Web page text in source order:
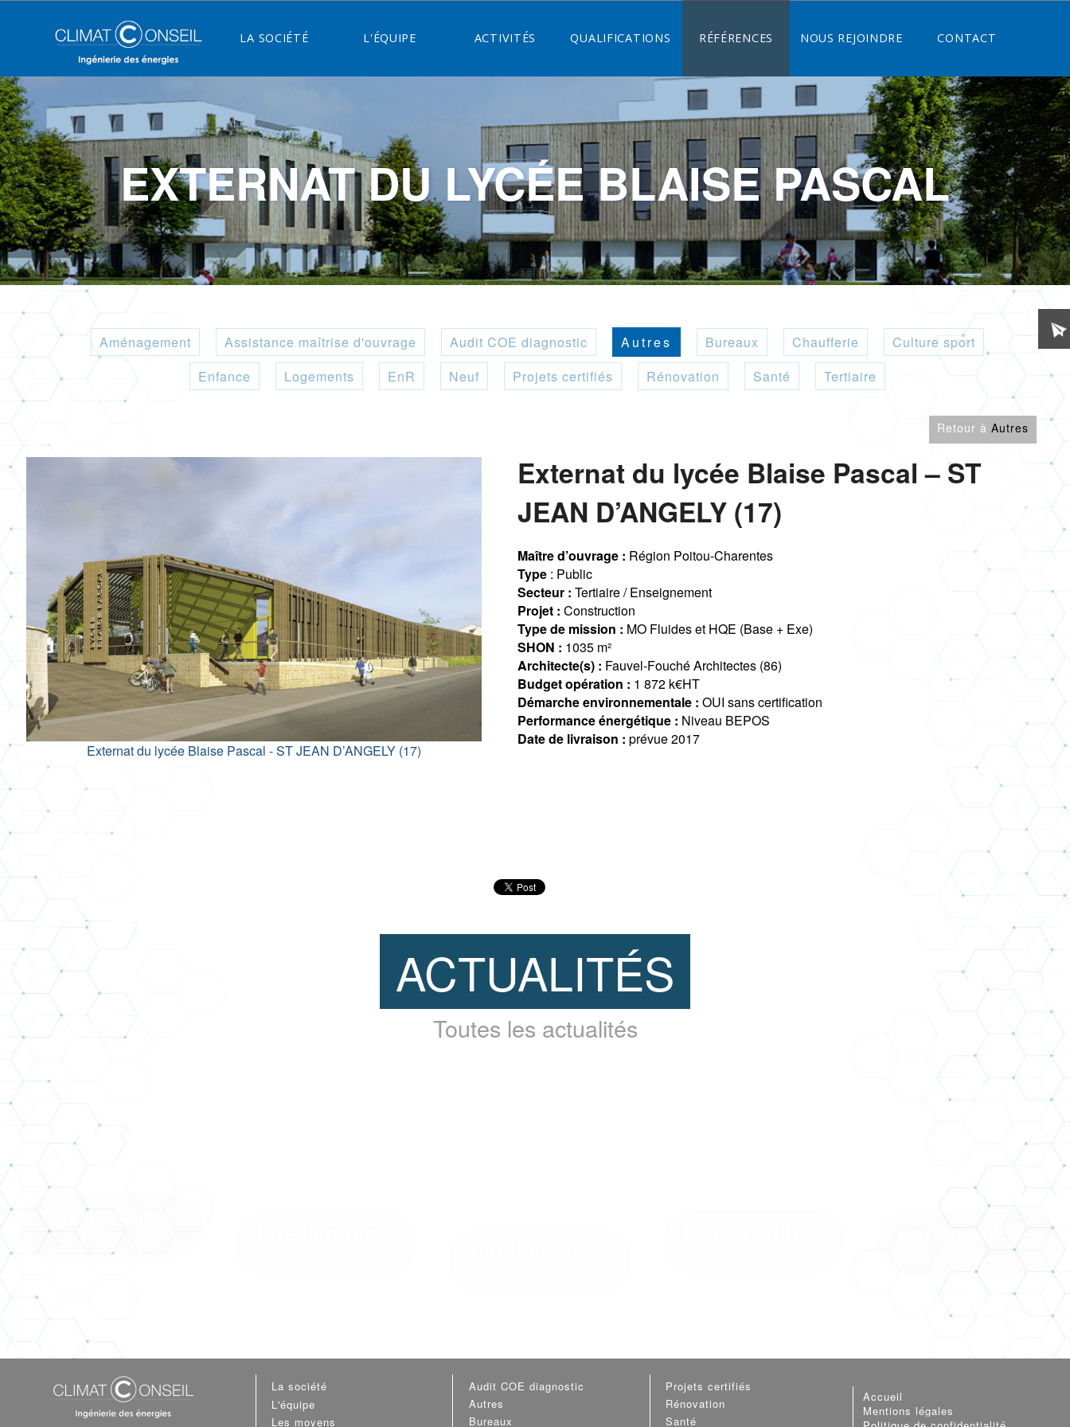
LA SOCIÉTÉ L'ÉQUIPE ACTIVITÉS QUALIFICATIONS RÉFÉRENCES NOUS REJOINDRE CONTACT
Les cookies assurent le bon fonctionnement de nos services.
EXTERNAT DU LYCÉE BLAISE PASCAL
Aménagement Assistance maîtrise d'ouvrage Audit COE diagnostic Autres Bureaux Chaufferie
Culture sport
Enfance
Logements EnR Neuf Projets certifiés Rénovation Santé Tertiaire
Retour à Autres
Externat du lycée Blaise Pascal - ST JEAN D’ANGELY (17)
Externat du lycée Blaise Pascal – ST
JEAN D’ANGELY (17)
Maître d’ouvrage : Région Poitou-Charentes
Type : Public
Secteur : Tertiaire / Enseignement
Projet : Construction
Type de mission : MO Fluides et HQE (Base + Exe)
SHON : 1035 m²
Architecte(s) : Fauvel-Fouché Architectes (86)
Budget opération : 1 872 k€HT
Démarche environnementale : OUI sans certification
Performance énergétique : Niveau BEPOS
Date de livraison : prévue 2017
ACTUALITÉS
Toutes les actualités
BACALAN,
L'ARBRE-LIVRE
Lire la suite...
pluridisciplinaire pilotée par
Simone Veil à ...[]
USINE DE
CATAMARAN
LA
Lire la suite...
Un nouvel article dans le
Moniteur Un projet sur lequel
La société
L'équipe
Les moyens
Audit COE diagnostic
Autres
Bureaux
Projets certifiés
Rénovation
Santé
Accueil
Mentions légales